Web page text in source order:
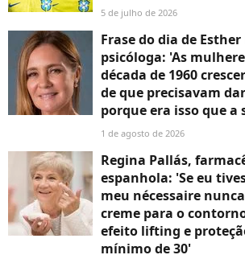
5 de julho de 2026
Frase do dia de Esther
psicóloga: 'As
década de 1960
de que precisavam
porque era isso que a
1 de agosto de 2026
Regina Pallás,
espanhola: 'Se eu
meu nécessaire
creme para o
efeito lifting e
mínimo de 30'